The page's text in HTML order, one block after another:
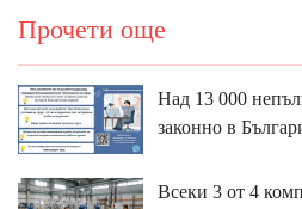
Прочети още
Над 13 000
законно в
Всеки 3 от 4